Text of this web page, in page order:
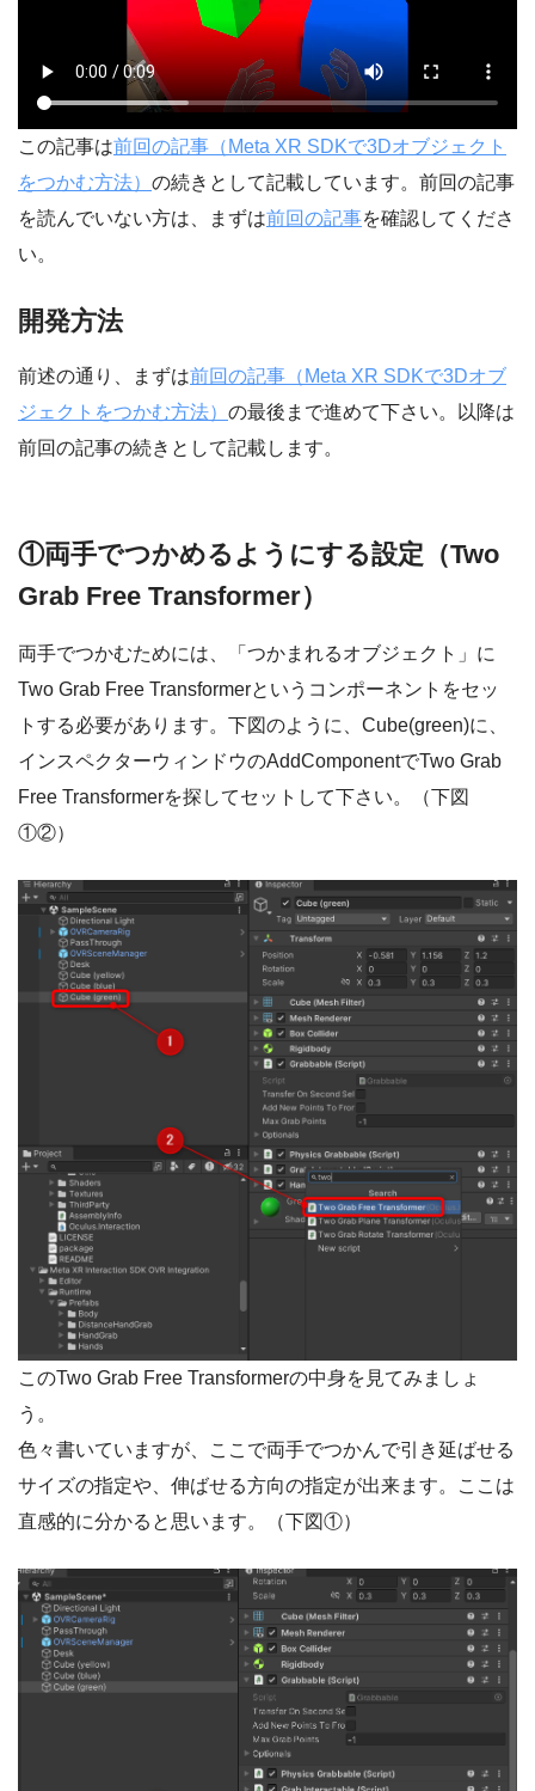
この記事は前回の記事（Meta XR SDKで3Dオブジェクト
をつかむ方法） の続きとして記載しています。前回の記事
を読んでいない方は、まずは前回の記事を確認してくださ
い。
開発方法
前述の通り、まずは前回の記事（Meta XR SDKで3Dオブ
ジェクトをつかむ方法） の最後まで進めて下さい。以降は
前回の記事の続きとして記載します。
①両手でつかめるようにする設定（Two
Grab Free Transformer）
両手でつかむためには、「つかまれるオブジェクト」に
Two Grab Free Transformerというコンポーネントをセッ
トする必要があります。下図のように、Cube(green)に、
インスペクターウィンドウのAddComponentでTwo Grab
Free Transformerを探してセットして下さい。（下図
①②）
このTwo Grab Free Transformerの中身を見てみましょ
う。
色々書いていますが、ここで両手でつかんで引き延ばせる
サイズの指定や、伸ばせる方向の指定が出来ます。ここは
直感的に分かると思います。（下図①）